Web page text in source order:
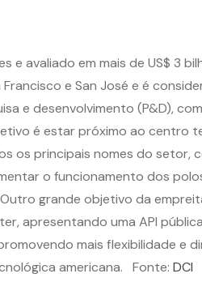
avaliado em mais de US$ 3
e San José e é
e desenvolvimento (P&D),
é estar próximo ao centro
os principais nomes do setor,
o funcionamento dos
grande objetivo da
apresentando uma API
mais flexibilidade e
americana. Fonte: DCI